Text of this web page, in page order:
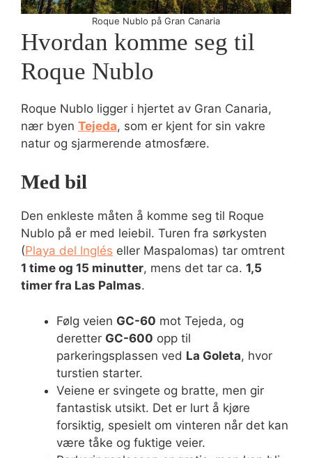
Roque Nublo på Gran Canaria
Hvordan komme seg til
Roque Nublo
Roque Nublo ligger i hjertet av Gran Canaria,
nær byen Tejeda, som er kjent for sin vakre
natur og sjarmerende atmosfære.
Med bil
Den enkleste måten å komme seg til Roque
Nublo på er med leiebil. Turen fra sørkysten
(Playa del Inglés eller Maspalomas) tar omtrent
1 time og 15 minutter, mens det tar ca. 1,5
timer fra Las Palmas.
Følg veien GC-60 mot Tejeda, og
deretter GC-600 opp til
parkeringsplassen ved La Goleta, hvor
turstien starter.
Veiene er svingete og bratte, men gir
fantastisk utsikt. Det er lurt å kjøre
forsiktig, spesielt om vinteren når det kan
være tåke og fuktige veier.